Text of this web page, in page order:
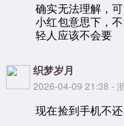
确实无法理解，
小红包意思下，
轻人应该不会要
织梦岁月
2026-04-09 21:38 -
现在捡到手机不还